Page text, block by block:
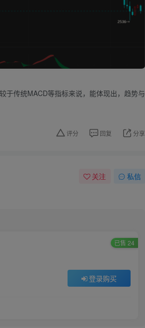
于传统MACD等指标来说，能体现出，趋势与
评分 回复 分享
关注 私信
已售 24
登录购买